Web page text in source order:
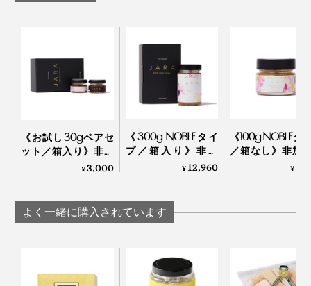
前。ハチミツは睡眠中の低血糖を防ぎ、睡眠ホルモン
（メラトニン）の分泌を促す働きがあるといわれていま
《お試し30gペアセ
ット／箱入り》非加
熱・無濾過 世界最
希少ハチミツ｜JARA
Honey
¥3,000
《300g NOBLEタイ
プ／箱入り》非加
熱・無濾過 世界最
希少ハチミツ｜JARA
Honey
¥12,960
《100g NOBLEタ
／箱なし》非加
無濾過 世界最
¥
よく一緒に購入されています